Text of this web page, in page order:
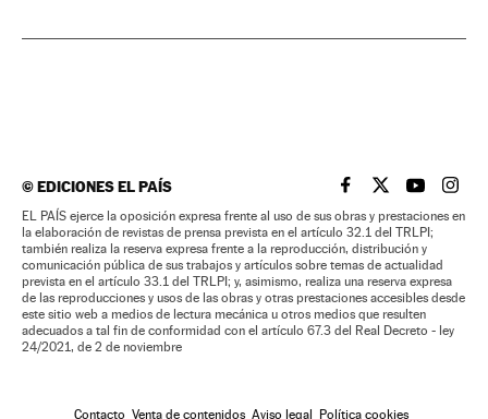
©EDICIONES EL PAÍS EL PAÍS BRASIL EN
EL PAÍSEL PAÍS
EL
EL PAÍS ejerce la oposición expresa frente al uso de sus obras y prestaciones en
la elaboración de revistas de prensa prevista en el artículo 32.1 del TRLPI;
también realiza la reserva expresa frente a la reproducción, distribución y
comunicación pública de sus trabajos y artículos sobre temas de actualidad
prevista en el artículo 33.1 del TRLPI; y, asimismo, realiza una reserva expresa
de las reproducciones y usos de las obras y otras prestaciones accesibles desde
este sitio web a medios de lectura mecánica u otros medios que resulten
adecuados a tal fin de conformidad con el artículo 67.3 del Real Decreto - ley
24/2021, de 2 de noviembre
Contacto Venta de contenidos Aviso legal Política cookies